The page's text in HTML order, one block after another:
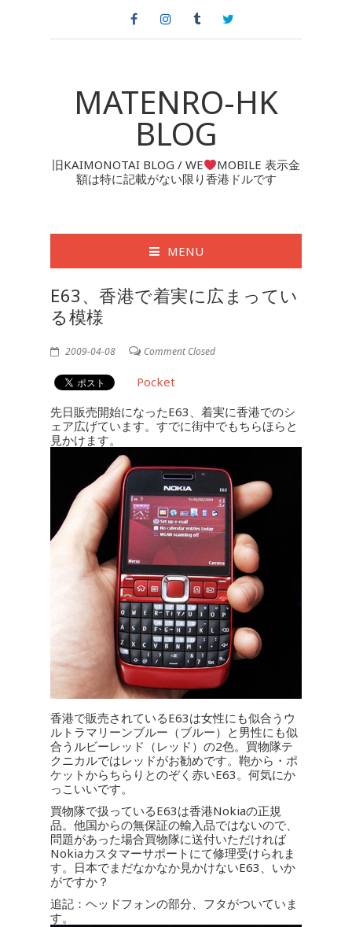
MATENRO-HK
BLOG
旧KAIMONOTAI BLOG / WE
MOBILE 表示金
額は特に記載がない限り香港ドルです
MENU
E63、香港で着実に広まってい
る模様
2009-04-08 Comment Closed
Pocket
先日販売開始になったE63、着実に香港でのシ
ェア広げています。すでに街中でもちらほらと
見かけます。
香港で販売されているE63は女性にも似合うウ
ルトラマリーンブルー（ブルー）と男性にも似
合うルビーレッド（レッド）の2色。買物隊テ
クニカルではレッドがお勧めです。鞄から・ポ
ケットからちらりとのぞく赤いE63。何気にか
っこいいです。
買物隊で扱っているE63は香港Nokiaの正規
品。他国からの無保証の輸入品ではないので、
問題があった場合買物隊に送付いただければ
Nokiaカスタマーサポートにて修理受けられま
す。日本でまだなかなか見かけないE63、いか
がですか？
追記：ヘッドフォンの部分、フタがついていま
す。